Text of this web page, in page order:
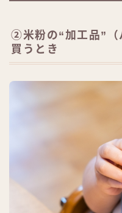
②米粉の“加工品”（
買うとき